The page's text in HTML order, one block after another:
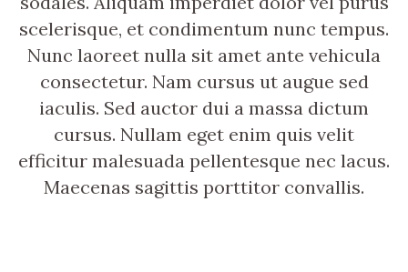
scelerisque, et condimentum nunc tempus.
Nunc laoreet nulla sit amet ante vehicula
consectetur. Nam cursus ut augue sed
iaculis. Sed auctor dui a massa dictum
cursus. Nullam eget enim quis velit
efficitur malesuada pellentesque nec lacus.
Maecenas sagittis porttitor convallis.